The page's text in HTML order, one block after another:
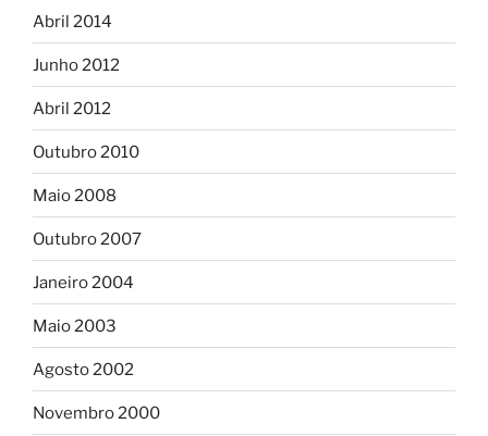
Abril 2014
Junho 2012
Abril 2012
Outubro 2010
Maio 2008
Outubro 2007
Janeiro 2004
Maio 2003
Agosto 2002
Novembro 2000